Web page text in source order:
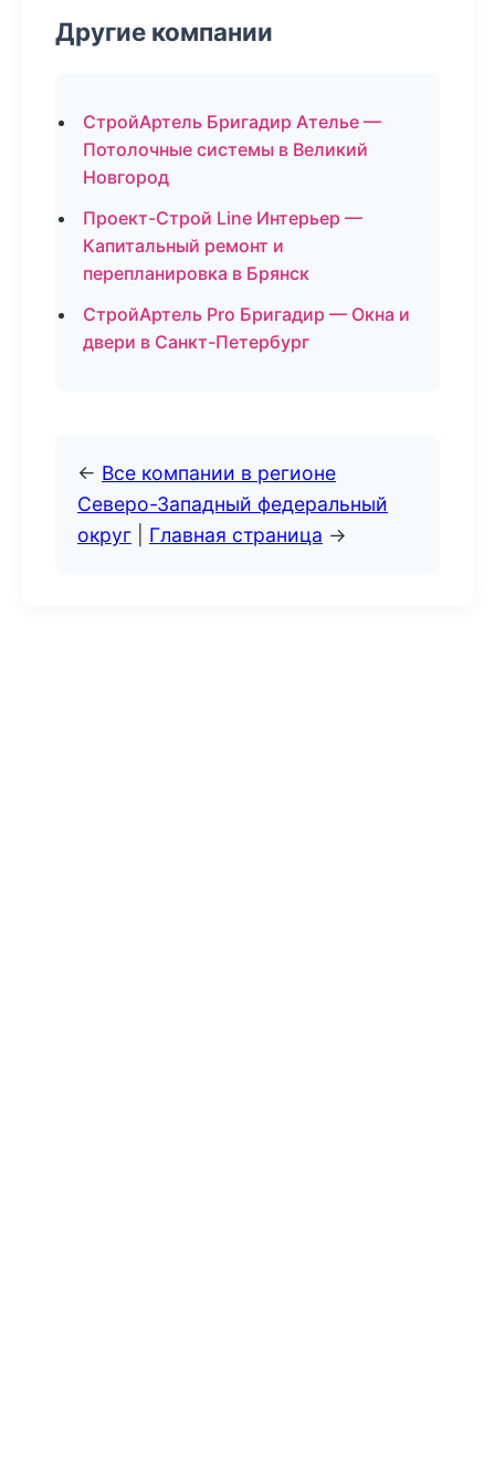
Другие компании
СтройАртель Бригадир Ателье —
Потолочные системы в Великий
Новгород
Проект-Строй Line Интерьер —
Капитальный ремонт и
перепланировка в Брянск
СтройАртель Pro Бригадир — Окна и
двери в Санкт-Петербург
← Все компании в регионе
Северо-Западный федеральный
округ
Главная страница →